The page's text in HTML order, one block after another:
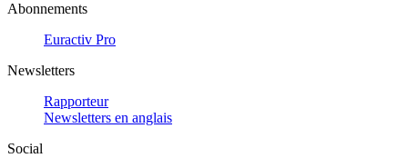
Abonnements
Euractiv Pro
Newsletters
Rapporteur
Newsletters en anglais
Social